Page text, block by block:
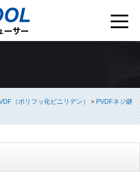
（ポリフッ化ビニリデン）>PVDFネジ継